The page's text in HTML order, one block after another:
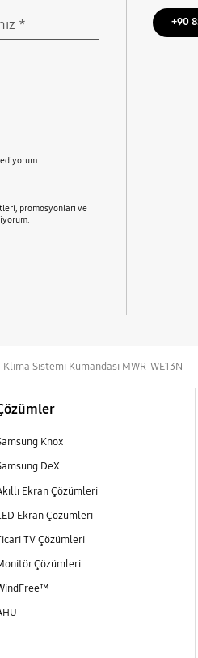
*
promosyonları ve
+90
Klima Sistemi Kumandası MWR-WE13N
Knox
DeX
Ekran Çözümleri
Ekran Çözümleri
TV Çözümleri
Çözümleri